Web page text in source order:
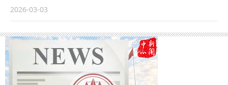
治、涉外民事及行政法等多元学科优势，集结人才合力，打造
跨学科研究团队，深度参与我国极地法治建设，为南极政策法
律体系的完善建言献策。 在研讨环节，特邀极地法律专家就
赴南极考察工作进行交流，与会专家分别围绕我国南极法治建
等机构，深度衔接理论研习与实务场景。经济法学院学生王麒
斌、民商法学院学生李婧羽获评优秀学员及专项奖学金。 我
校5名学生赴澳大利亚悉尼大学参加“商务沟通与领导力”主题
访学项目。学生们与来自全球各地的优秀学子共同完成模拟商
务谈判、跨文化案例分析、领导力实战演练等课程及工作坊，
在全英文环境中体验了悉尼大学浓厚的学术氛围与多元文化魅
贸易系段琳老师（第一指导教师）指导的学生项目“智塑灵
偶，法链‘星芽'——针对中小学生的全链条虚拟偶像普法工
程”荣获本届国赛主赛道铜奖。 经济学院作为陕西省首批创新
创业试点学院，历来高度重视创新创业教育工作，承担全校
《创新创业基础》课程的安排及大型学生赛事的组织，多年深
耕创新创业教育及学生项目孵化领域，多次获得国家及省级重
2026-03-03